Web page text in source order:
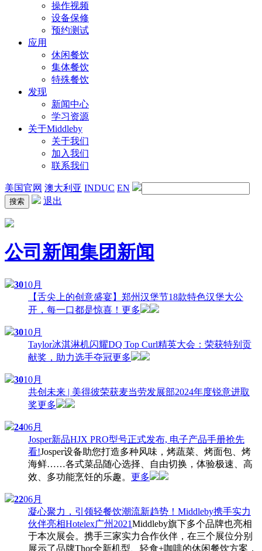
操作视频
设备保修
预约测试
应用
休闲餐饮
集体餐饮
特殊餐饮
发现
新闻中心
学习资源
关于Middleby
关于我们
加入我们
联系我们
美国官网 澳大利亚 INDUC EN
退出
公司新闻集团新闻
3010月
【舌尖上的创意盛宴】郑州汉堡节18款特色汉堡大公
开，每一口都是惊喜！ 更多
3010月
Taylor冰淇淋机闪耀DQ Top Curl精英大会：荣获特别贡
献奖，助力选手夺冠更多
3010月
共创未来 | 美得彼荣获麦当劳发展部2024年度锐意进取
奖更多
2406月
Josper新品HJX PRO型号正式发布, 电子产品手册抢先
看!Josper设备助您打造多种风味，烤蔬菜、烤面包、烤
海鲜……各式菜品随心选择、自由切换，体验极速、高
效、多功能烹饪的乐趣。 更多
2206月
凝心聚力，引领轻餐饮潮流新趋势！Middleby携手实力
伙伴亮相Hotelex广州2021Middleby旗下多个品牌也亮相
于本次展会。携手三家实力合作伙伴，在三个展位分别
展示了品牌Thor全新机型、轻食+咖啡的休闲餐饮方案，